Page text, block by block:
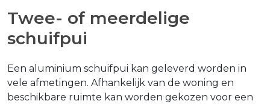
Twee- of meerdelige
schuifpui
Een aluminium schuifpui kan geleverd worden in
vele afmetingen. Afhankelijk van de woning en
beschikbare ruimte kan worden gekozen voor een